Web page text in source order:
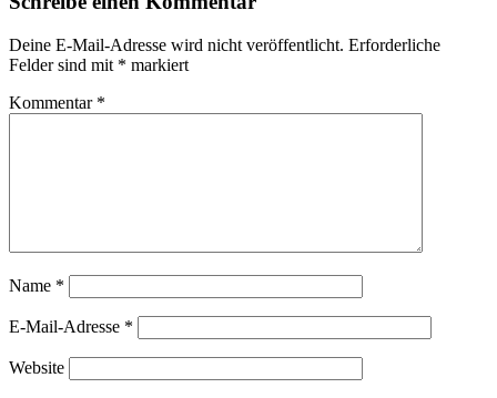
Deine E-Mail-Adresse wird nicht veröffentlicht. Erforderliche
Felder sind mit * markiert
Kommentar *
Name *
E-Mail-Adresse *
Website